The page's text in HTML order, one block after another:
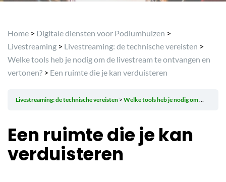
Archief
Home > Digitale diensten voor Podiumhuizen >
Livestreaming > Livestreaming: de technische vereisten >
Welke tools heb je nodig om de livestream te ontvangen en
vertonen? > Een ruimte die je kan verduisteren
Livestreaming: de technische vereisten Welke tools heb je nodig om de livestream te ontvangen en vertonen?
Een ruimte die je kan
verduisteren